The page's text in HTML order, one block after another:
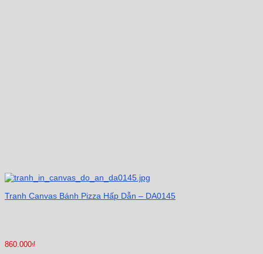
Tranh Canvas Bánh Pizza Hấp Dẫn – DA0145
860.000₫